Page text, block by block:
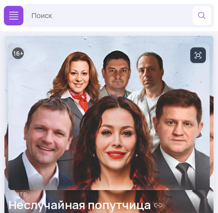
16
Театр
Неслучайная попутчица